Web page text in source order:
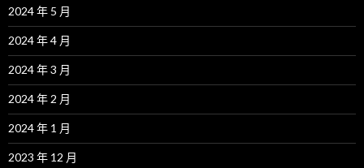
2024 年 5 月
2024 年 4 月
2024 年 3 月
2024 年 2 月
2024 年 1 月
2023 年 12 月